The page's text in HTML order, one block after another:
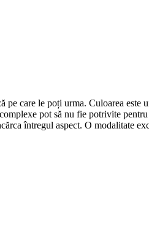
care le poți urma. Culoarea
pot să nu fie potrivite
întregul aspect. O modalitate